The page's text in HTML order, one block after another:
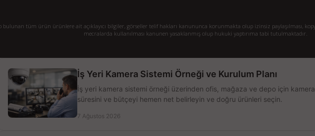
bulunan tüm ürün ürünlere ait açıklayıcı bilgiler, görseller telif hakları kanununca korunmakta olup izinsiz paylaşılması,
mecralarda kullanılması kanunen yasaklanmış olup hukuki yaptırıma tabi tutulmaktadır.
İş Yeri Kamera Sistemi Örneği ve Kurulum Planı
İş yeri kamera sistemi örneği üzerinden ofis, mağaza ve depo için kamera
süresini ve bütçeyi hemen net belirleyin ve doğru ürünleri seçin.
7 Ağustos 2026